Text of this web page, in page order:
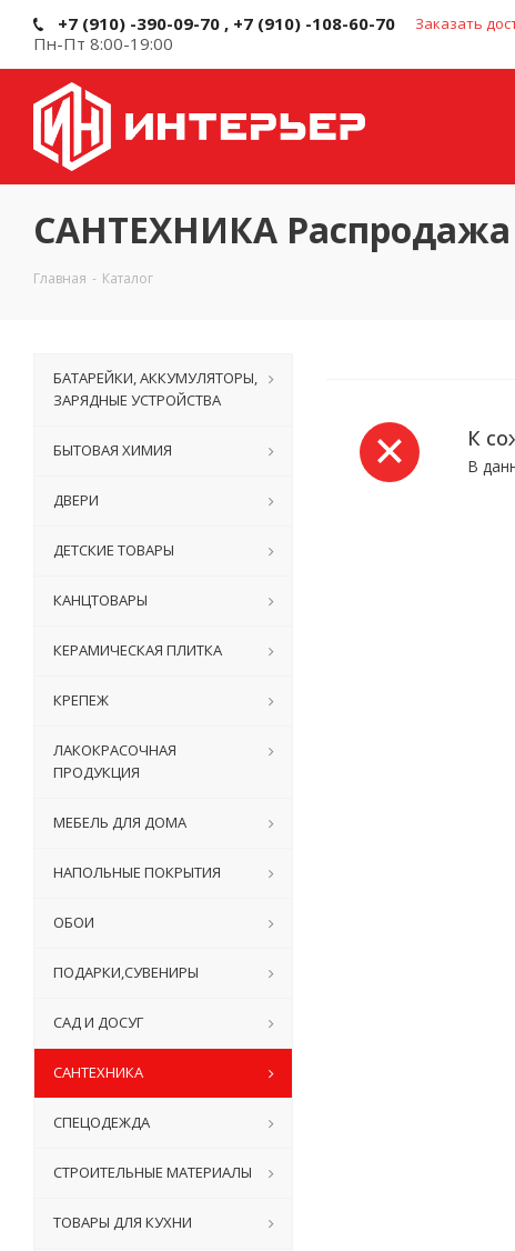
+7 (910) -390-09-70 , +7 (910) -108-60-70 Заказать
Пн-Пт 8:00-19:00
САНТЕХНИКА Распродажа
Главная - Каталог
К
В
БАТАРЕЙКИ, АККУМУЛЯТОРЫ,
ЗАРЯДНЫЕ УСТРОЙСТВА
БЫТОВАЯ ХИМИЯ
ДВЕРИ
ДЕТСКИЕ ТОВАРЫ
КАНЦТОВАРЫ
КЕРАМИЧЕСКАЯ ПЛИТКА
КРЕПЕЖ
ЛАКОКРАСОЧНАЯ
ПРОДУКЦИЯ
МЕБЕЛЬ ДЛЯ ДОМА
НАПОЛЬНЫЕ ПОКРЫТИЯ
ОБОИ
ПОДАРКИ,СУВЕНИРЫ
САД И ДОСУГ
САНТЕХНИКА
СПЕЦОДЕЖДА
СТРОИТЕЛЬНЫЕ МАТЕРИАЛЫ
ТОВАРЫ ДЛЯ КУХНИ